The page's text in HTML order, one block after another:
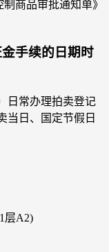
商品审批通知单》
手续的日期时
日常办理拍卖登记
当日、国定节假日
层A2)